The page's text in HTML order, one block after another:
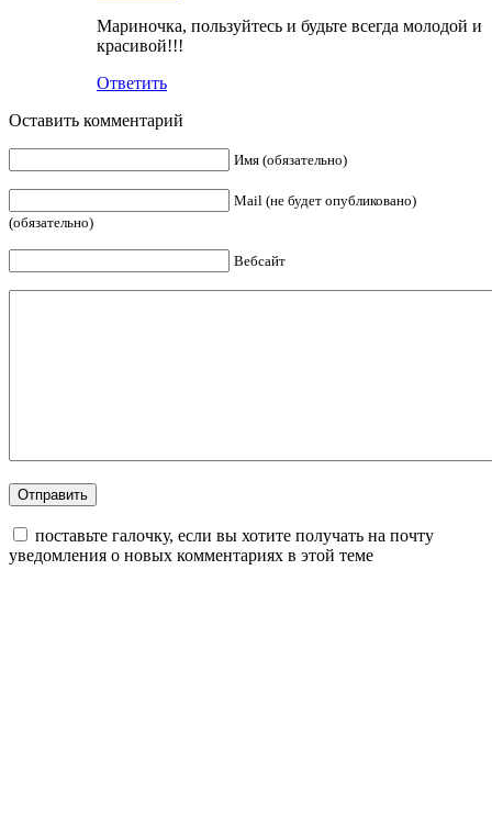
Мариночка, пользуйтесь и будьте всегда молодой и
красивой!!!
Ответить
Оставить комментарий
Имя (обязательно)
Mail (не будет опубликовано)
(обязательно)
Вебсайт
поставьте галочку, если вы хотите получать на почту
уведомления о новых комментариях в этой теме